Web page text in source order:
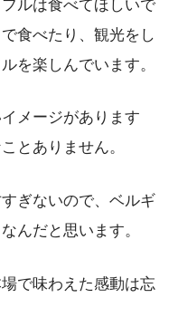
ルは食べてほしいで
食べたり、観光をし
を楽しんでいます。
メージがあります
とありません。
ぎないので、ベルギ
んだと思います。
で味わえた感動は忘